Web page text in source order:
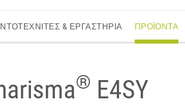
& ΕΡΓΑΣΤΗΡΙΑ ΠΡΟΪΟΝΤΑ
® E4SY